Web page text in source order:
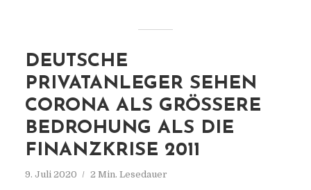
DEUTSCHE
PRIVATANLEGER SEHEN
CORONA ALS GRÖSSERE B
EDROHUNG ALS DIE F
INANZKRISE 2011
9. Juli 2020 2 Min. Lesedauer